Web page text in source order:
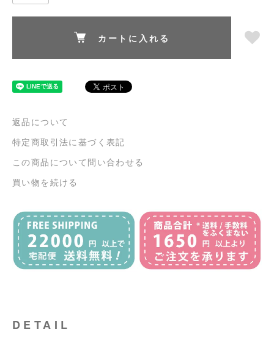
カートに入れる
返品について
特定商取引法に基づく表記
この商品について問い合わせる
買い物を続ける
DETAIL